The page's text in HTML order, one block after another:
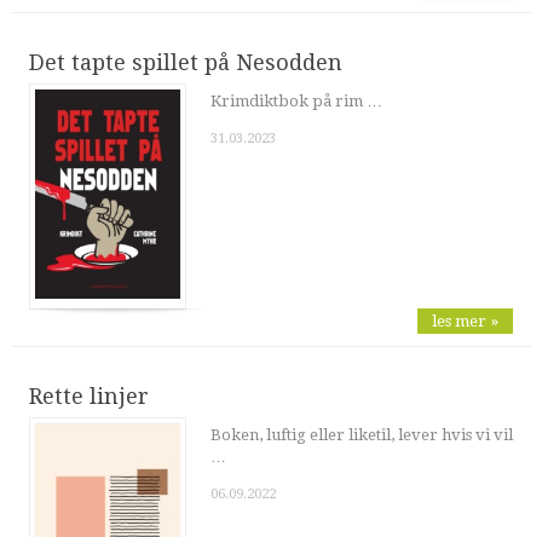
Det tapte spillet på Nesodden
Krimdiktbok på rim …
31.03.2023
les mer »
Rette linjer
Boken, luftig eller liketil, lever hvis vi vil
…
06.09.2022